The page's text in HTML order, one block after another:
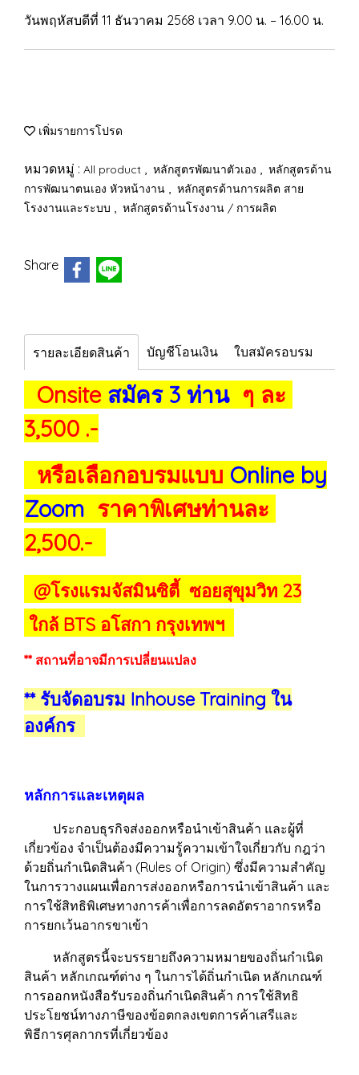
วันพฤหัสบดีที่ 11 ธันวาคม 2568 เวลา 9.00 น. – 16.00 น.
เพิ่มรายการโปรด
หมวดหมู่ : All product , หลักสูตรพัฒนาตัวเอง , หลักสูตรด้าน
การพัฒนาตนเอง หัวหน้างาน , หลักสูตรด้านการผลิต สาย
โรงงานและระบบ , หลักสูตรด้านโรงงาน / การผลิต
Share
รายละเอียดสินค้า บัญชีโอนเงิน ใบสมัครอบรม
Onsite สมัคร 3 ท่านๆ ละ
3,500 .-
หรือเลือกอบรมแบบ Online by
Zoom ราคาพิเศษท่านละ
2,500.-
@โรงแรมจัสมินซิตี้ ซอยสุขุมวิท 23
ใกล้ BTS อโสกา กรุงเทพฯ
** สถานที่อาจมีการเปลี่ยนแปลง
** รับจัดอบรม Inhouse Training ใน
องค์กร
หลักการและเหตุผล
ประกอบธุรกิจส่งออกหรือนำเข้าสินค้า และผู้ที่
เกี่ยวข้อง จำเป็นต้องมีความรู้ความเข้าใจเกี่ยวกับ กฎว่า
ด้วยถิ่นกำเนิดสินค้า (Rules of Origin) ซึ่งมีความสำคัญ
ในการวางแผนเพื่อการส่งออกหรือการนำเข้าสินค้า และ
การใช้สิทธิพิเศษทางการค้าเพื่อการลดอัตราอากรหรือ
การยกเว้นอากรขาเข้า
หลักสูตรนี้จะบรรยายถึงความหมายของถิ่นกำเนิด
สินค้า หลักเกณฑ์ต่าง ๆ ในการได้ถิ่นกำเนิด หลักเกณฑ์
การออกหนังสือรับรองถิ่นกำเนิดสินค้า การใช้สิทธิ
ประโยชน์ทางภาษีของข้อตกลงเขตการค้าเสรีและ
พิธีการศุลกากรที่เกี่ยวข้อง